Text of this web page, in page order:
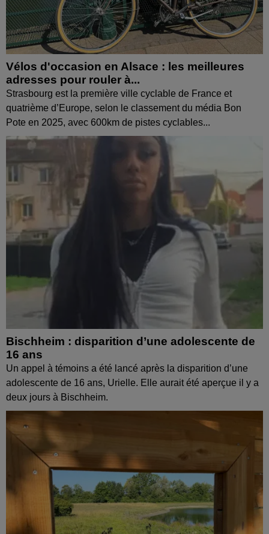
Vélos d'occasion en Alsace : les meilleures
adresses pour rouler à...
Strasbourg est la première ville cyclable de France et
quatrième d’Europe, selon le classement du média Bon
Pote en 2025, avec 600km de pistes cyclables...
Bischheim : disparition d’une adolescente de
16 ans
Un appel à témoins a été lancé après la disparition d’une
adolescente de 16 ans, Urielle. Elle aurait été aperçue il y a
deux jours à Bischheim.